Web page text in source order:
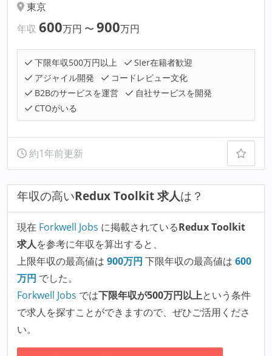
東京
年収 600万円 〜 900万円
下限年収500万円以上
SIer在籍者歓迎
アジャイル開発
コードレビュー文化
B2Bのサービスを運営
自社サービスを開発
CTOがいる
約1年前更新
年収の高いRedux Toolkit 求人は？
現在 Forkwell Jobs に掲載されているRedux Toolkit
求人を参考に年収を算出すると、
上限年収の最高値は 900万円 下限年収の最高値は 600
万円 でした。
Forkwell Jobs では下限年収が500万円以上という条件
で求人を探すことができますので、ぜひご活用くださ
い。